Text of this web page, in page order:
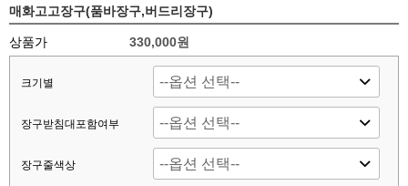
매화고고장구(품바장구,버드리장구)
상품가 330,000원
크기별
장구받침대포함여부
장구줄색상